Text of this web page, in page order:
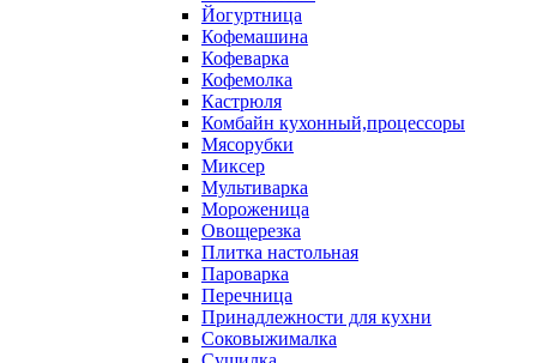
Йогуртница
Кофемашина
Кофеварка
Кофемолка
Кастрюля
Комбайн кухонный,процессоры
Мясорубки
Миксер
Мультиварка
Мороженица
Овощерезка
Плитка настольная
Пароварка
Перечница
Принадлежности для кухни
Соковыжималка